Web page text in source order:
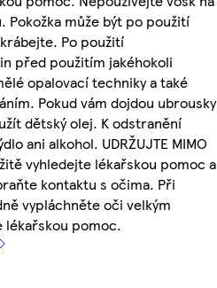
může být po použití
Po použití
před použitím jakéhokoli
opalovací techniky a také
Pokud vám dojdou ubrousky
dětský olej. K odstranění
ani alkohol. UDRŽUJTE MIMO
vyhledejte lékařskou pomoc a
kontaktu s očima. Při
vypláchněte oči velkým
lékařskou pomoc.